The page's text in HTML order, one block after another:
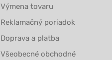
Výmena tovaru
Reklamačný poriadok
Doprava a platba
Všeobecné obchodné